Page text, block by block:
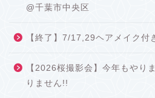
@千葉市中央区
【終了】7/17,29ヘアメイク付
【2026桜撮影会】今年もやり
りません!!